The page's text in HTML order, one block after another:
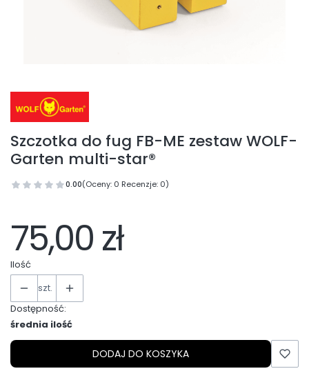
Szczotka do fug FB-ME zestaw WOLF-
Garten multi-star®
0.00(Oceny: 0 Recenzje: 0)
75,00 zł
Ilość
szt.
Dostępność:
średnia ilość
DODAJ DO KOSZYKA